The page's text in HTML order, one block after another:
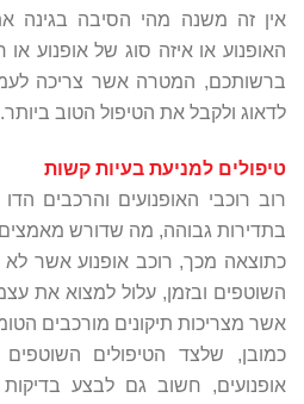
אין זה משנה מהי הסיבה בגינה
האופנוע או איזה סוג של אופנוע
ברשותכם, המטרה אשר צריכה
לדאוג ולקבל את הטיפול הטוב ביותר.
טיפולים למניעת בעיות קשות
רוב רוכבי האופנועים והרכבים
בתדירות גבוהה, מה שדורש
כתוצאה מכך, רוכב אופנוע אשר
השוטפים ובזמן, עלול למצוא את
אשר מצריכות תיקונים מורכבים
כמובן, שלצד הטיפולים
אופנועים, חשוב גם לבצע בדיקות